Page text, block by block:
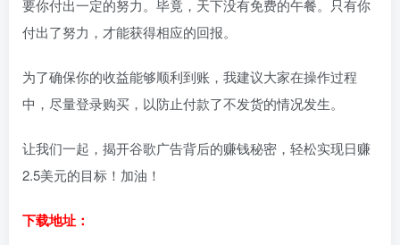
要你付出一定的努力。毕竟，天下没有免费的午餐。只有你
付出了努力，才能获得相应的回报。
为了确保你的收益能够顺利到账，我建议大家在操作过程
中，尽量登录购买，以防止付款了不发货的情况发生。
让我们一起，揭开谷歌广告背后的赚钱秘密，轻松实现日赚
2.5美元的目标！加油！
下载地址：